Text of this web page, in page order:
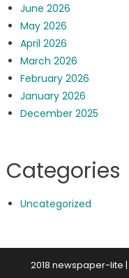
June 2026
May 2026
April 2026
March 2026
February 2026
January 2026
December 2025
Categories
Uncategorized
2018 newspaper-lite |